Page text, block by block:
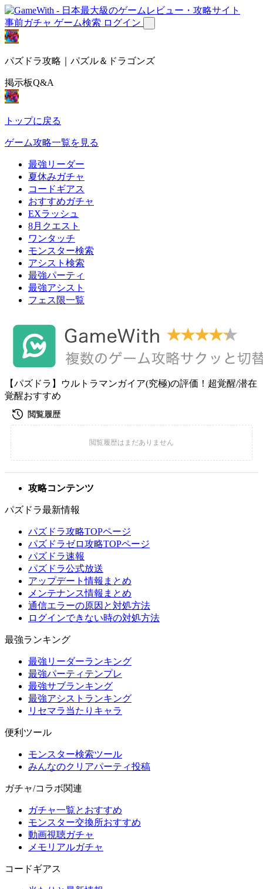
事前ガチャ ゲーム検索 ログイン
パズドラ攻略｜パズル＆ドラゴンズ
掲示板Q&A
トップに戻る
ゲーム攻略一覧を見る
最強リーダー
夏休みガチャ
コードギアス
おすすめガチャ
EXラッシュ
8月クエスト
ワンタッチ
モンスター検索
アシスト検索
最強パーティ
最強アシスト
フェス限一覧
【パズドラ】ウルトラマンガイア(究極)の評価！超覚醒/潜在
覚醒おすすめ
攻略コンテンツ
パズドラ最新情報
パズドラ攻略TOPページ
パズドラゼロ攻略TOPページ
パズドラ速報
パズドラ公式放送
アップデート情報まとめ
メンテナンス情報まとめ
通信エラーの原因と対処方法
ログインできない時の対処方法
最強ランキング
最強リーダーランキング
最強パーティテンプレ
最強サブランキング
最強アシストランキング
リセマラ当たりキャラ
便利ツール
モンスター検索ツール
みんなのクリアパーティ投稿
ガチャ/コラボ関連
ガチャ一覧とおすすめ
モンスター交換所おすすめ
動画視聴ガチャ
メモリアルガチャ
コードギアス